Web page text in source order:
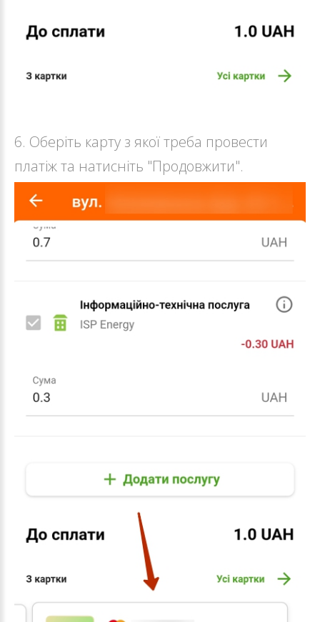
6. Оберіть карту з якої треба провести
платіж та натисніть "Продовжити".